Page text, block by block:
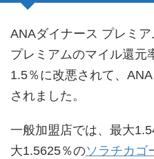
ANAダイナース プレミ
プレミアムのマイル還元
1.5％に改悪されて、
されました。
一般加盟店では、最大
大1.5625％のソラチカゴ